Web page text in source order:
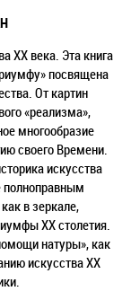
ХХ века. Эта книга
посвящена
От картин
«реализма»,
многообразие
своего Времени.
искусства
полноправным
в зеркале,
XX столетия.
натуры», как
искусства ХХ